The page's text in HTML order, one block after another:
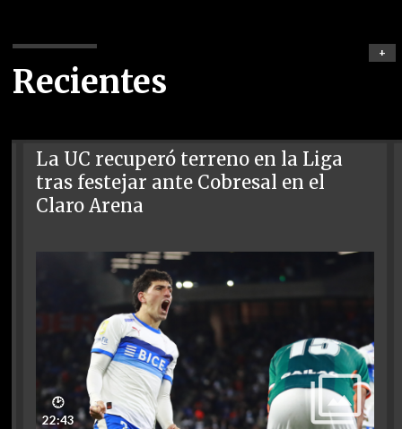
Recientes
+
La UC recuperó terreno en la Liga
tras festejar ante Cobresal en el
Claro Arena
🕑
22:43